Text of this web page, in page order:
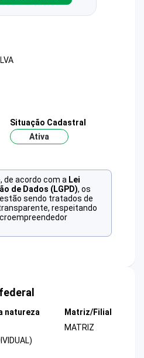
Situação Cadastral
Ativa
de acordo com a Lei
de Dados (LGPD), os
sendo tratados de
respeitando
natureza
Matriz/Filial
MATRIZ